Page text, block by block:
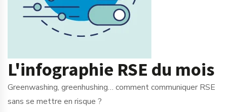
L'infographie RSE du mois
Greenwashing, greenhushing… comment communiquer RSE
sans se mettre en risque ?